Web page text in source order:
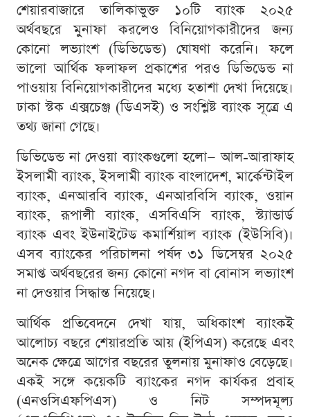
শেয়ারবাজারে তালিকাভুক্ত ১০টি ব্যাংক ২০২৫
অর্থবছরে মুনাফা করলেও বিনিয়োগকারীদের জন্য
কোনো লভ্যাংশ (ডিভিডেন্ড) ঘোষণা করেনি। ফলে
ভালো আর্থিক ফলাফল প্রকাশের পরও ডিভিডেন্ড না
পাওয়ায় বিনিয়োগকারীদের মধ্যে হতাশা দেখা দিয়েছে।
ঢাকা স্টক এক্সচেঞ্জ (ডিএসই) ও সংশ্লিষ্ট ব্যাংক সূত্রে এ
তথ্য জানা গেছে।
ডিভিডেন্ড না দেওয়া ব্যাংকগুলো হলো— আল-আরাফাহ
ইসলামী ব্যাংক, ইসলামী ব্যাংক বাংলাদেশ, মার্কেন্টাইল
ব্যাংক, এনআরবি ব্যাংক, এনআরবিসি ব্যাংক, ওয়ান
ব্যাংক, রূপালী ব্যাংক, এসবিএসি ব্যাংক, স্ট্যান্ডার্ড
ব্যাংক এবং ইউনাইটেড কমার্শিয়াল ব্যাংক (ইউসিবি)।
এসব ব্যাংকের পরিচালনা পর্ষদ ৩১ ডিসেম্বর ২০২৫
সমাপ্ত অর্থবছরের জন্য কোনো নগদ বা বোনাস লভ্যাংশ
না দেওয়ার সিদ্ধান্ত নিয়েছে।
আর্থিক প্রতিবেদনে দেখা যায়, অধিকাংশ ব্যাংকই
আলোচ্য বছরে শেয়ারপ্রতি আয় (ইপিএস) করেছে এবং
অনেক ক্ষেত্রে আগের বছরের তুলনায় মুনাফাও বেড়েছে।
একই সঙ্গে কয়েকটি ব্যাংকের নগদ কার্যকর প্রবাহ
(এনওসিএফপিএস) ও নিট সম্পদমূল্য